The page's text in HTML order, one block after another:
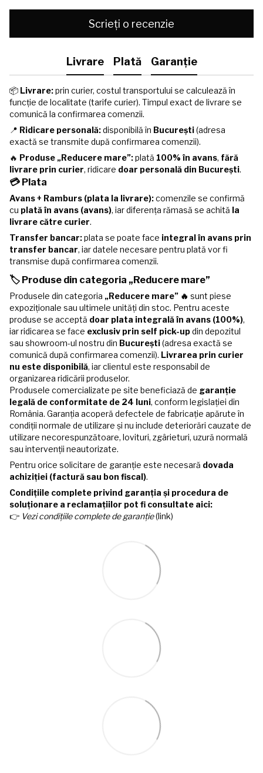
Scrieți o recenzie
Livrare Plată Garanție
📦 Livrare:prin curier, costul transportului se calculează în
funcție de localitate (tarife curier). Timpul exact de livrare se
comunică la confirmarea comenzii.
📍 Ridicare personală:disponibilă în București(adresa
exactă se transmite după confirmarea comenzii).
🔥 Produse „Reducere mare”:plată 100% în avans, fără
livrare prin curier, ridicare doar personală din București.
💳 Plata
Avans + Ramburs (plata la livrare):comenzile se confirmă
cu plată în avans (avans), iar diferența rămasă se achită la
livrare către curier.
Transfer bancar:plata se poate face integral în avans prin
transfer bancar, iar datele necesare pentru plată vor fi
transmise după confirmarea comenzii.
🏷️ Produse din categoria „Reducere mare”
Produsele din categoria „Reducere mare” 🔥 sunt piese
expoziționale sau ultimele unități din stoc. Pentru aceste
produse se acceptă doar plata integrală în avans (100%),
iar ridicarea se face exclusiv prin self pick-updin depozitul
sau showroom-ul nostru din București(adresa exactă se
comunică după confirmarea comenzii). Livrarea prin curier
nu este disponibilă, iar clientul este responsabil de
organizarea ridicării produselor.
Produsele comercializate pe site beneficiază de garanție
legală de conformitate de 24 luni, conform legislației din
România. Garanția acoperă defectele de fabricație apărute în
condiții normale de utilizare și nu include deteriorări cauzate de
utilizare necorespunzătoare, lovituri, zgârieturi, uzură normală
sau intervenții neautorizate.
Pentru orice solicitare de garanție este necesară dovada
achiziției (factură sau bon fiscal).
Condițiile complete privind garanția și procedura de
soluționare a reclamațiilor pot fi consultate aici:
👉 Vezi condițiile complete de garanție(link)